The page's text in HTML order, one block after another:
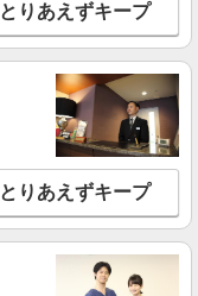
とりあえずキープ
とりあえずキープ